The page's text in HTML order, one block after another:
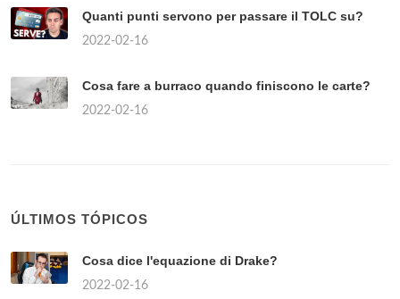
Quanti punti servono per passare il TOLC su?
2022-02-16
Cosa fare a burraco quando finiscono le carte?
2022-02-16
ÚLTIMOS TÓPICOS
Cosa dice l'equazione di Drake?
2022-02-16